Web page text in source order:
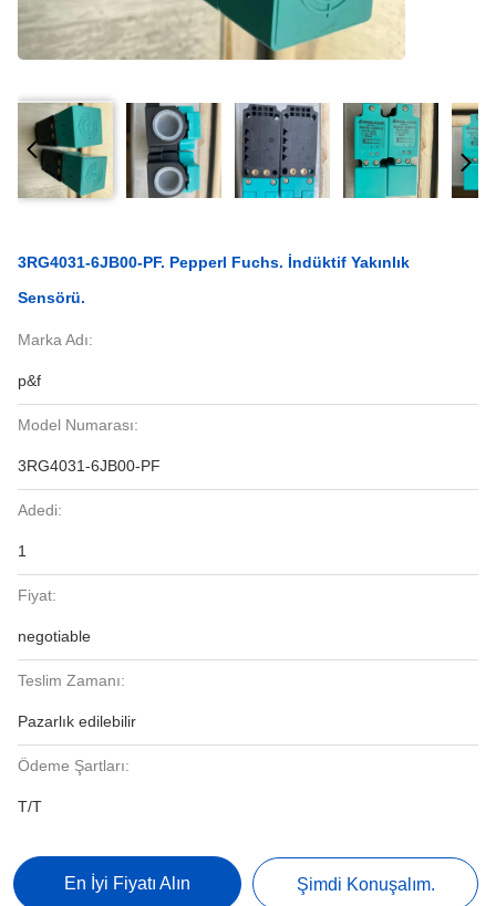
3RG4031-6JB00-PF. Pepperl Fuchs. İndüktif Yakınlık
Sensörü.
Marka Adı:
p&f
Model Numarası:
3RG4031-6JB00-PF
Adedi:
1
Fiyat:
negotiable
Teslim Zamanı:
Pazarlık edilebilir
Ödeme Şartları:
T/T
En İyi Fiyatı Alın Şimdi Konuşalım.